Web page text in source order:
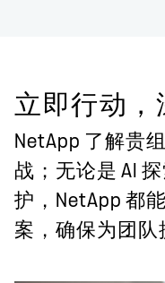
立即行动，
NetApp 了解贵
战；无论是 AI
护，NetApp 都
案，确保为团队